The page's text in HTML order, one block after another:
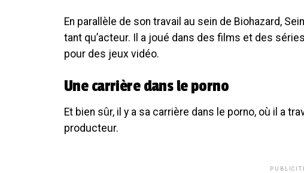
En parallèle de son travail au sein de Biohazard,
tant qu’acteur. Il a joué dans des films et des
pour des jeux vidéo.
Une carrière dans le porno
Et bien sûr, il y a sa carrière dans le porno, où il a
producteur.